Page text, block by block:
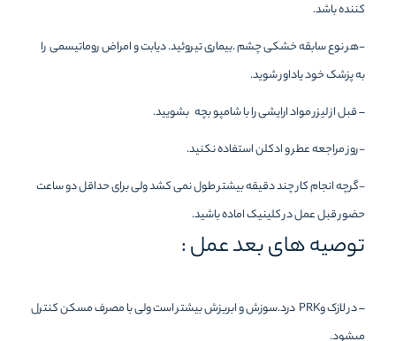
کننده باشد.
-هر نوع سابقه خشکی چشم .بیماری تیروئید. دیابت و امراض روماتیسمی را
به پزشک خود یاداور شوید.
– قبل از لیزر مواد ارایشی را با شامپو بچه بشویید.
-روز مراجعه عطر و ادکلن استفاده نکنید.
-گرچه انجام کار چند دقیقه بیشتر طول نمی کشد ولی برای حداقل دو ساعت
حضور قبل عمل در کلینیک اماده باشید.
توصیه های بعد عمل :
– در لازک وPRK درد.سوزش و ابریزش بیشتر است ولی با مصرف مسکن کنترل
میشود.